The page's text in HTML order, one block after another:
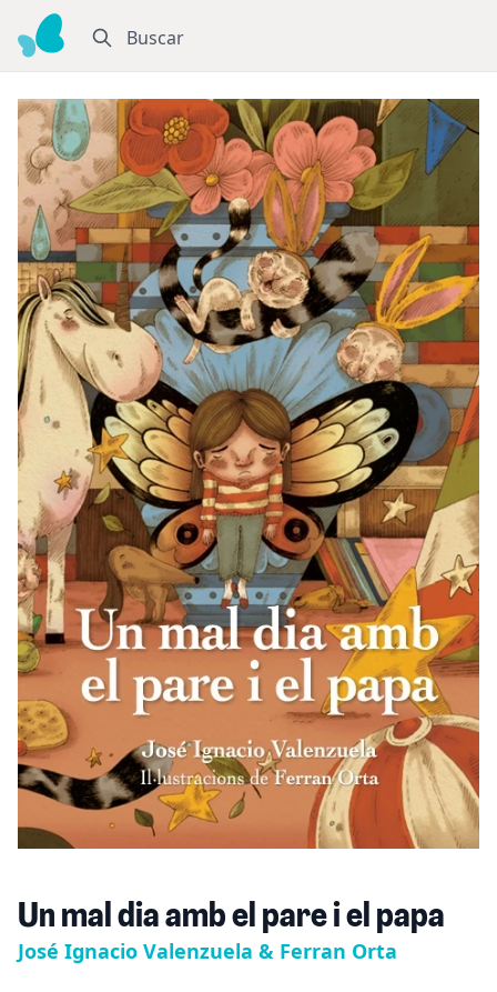
Buscar
Un mal dia amb el pare i el papa
José Ignacio Valenzuela & Ferran Orta